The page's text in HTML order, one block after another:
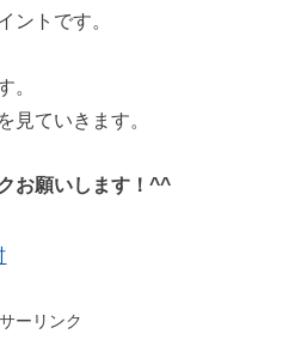
ントです。
。
見ていきます。
お願いします！^^
ーリンク